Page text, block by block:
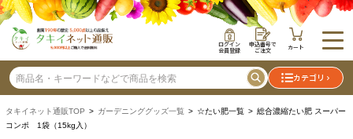
ログイン
会員登録
申込番号で
ご注文 カート
カテゴリ
タキイネット通販TOP > ガーデニンググッズ一覧 > ☆たい肥一覧 > 総合濃縮たい肥 スーパー
コンポ 1袋（15kg入）